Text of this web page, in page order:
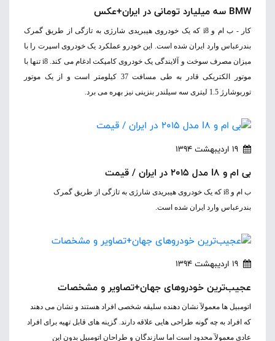
BMW سه میلیارد تومانی در ایران+عکس
کار - ب ام و i8 که یک خودروی هیبریدی شارژی به تازگی از طریق گمرک
بندرعباس وارد ایران شده است. این خودرو عملکرد یک خودروی اسپرت را با
میزان مصرف سوخت و آلایندگی یک خودروی کامپکت ادغام می کند. i8 تنها با
موتور الکتریکی قادر به طی مسافت 37 کیلومتر است و از یک موتور
توربوشارژ 1.5 لیتری سه سیلندر بنزینی نیز بهره می برد.
19 اردیبهشت 1394
بی ام و I8 مدل 2015 در ایران / قیمت
ب ام و i8 که یک خودروی هیبریدی شارژی به تازگی از طریق گمرک
بندرعباس وارد ایران شده است.
19 اردیبهشت 1394
عجیب‌ترین خودروهای جهان+تصاویر و مشخصات
اتومبیل ها معمولآ نشان دهنده سلیقه شخصی افراد هستند و نشان می دهند
که افراد به چه گونه طراحی هایی علاقه دارند. گزینه های قابل تهیه برای افراد
عادی معمولآ محدود است اما سازندگان و طراحان اتومبیل بدون این